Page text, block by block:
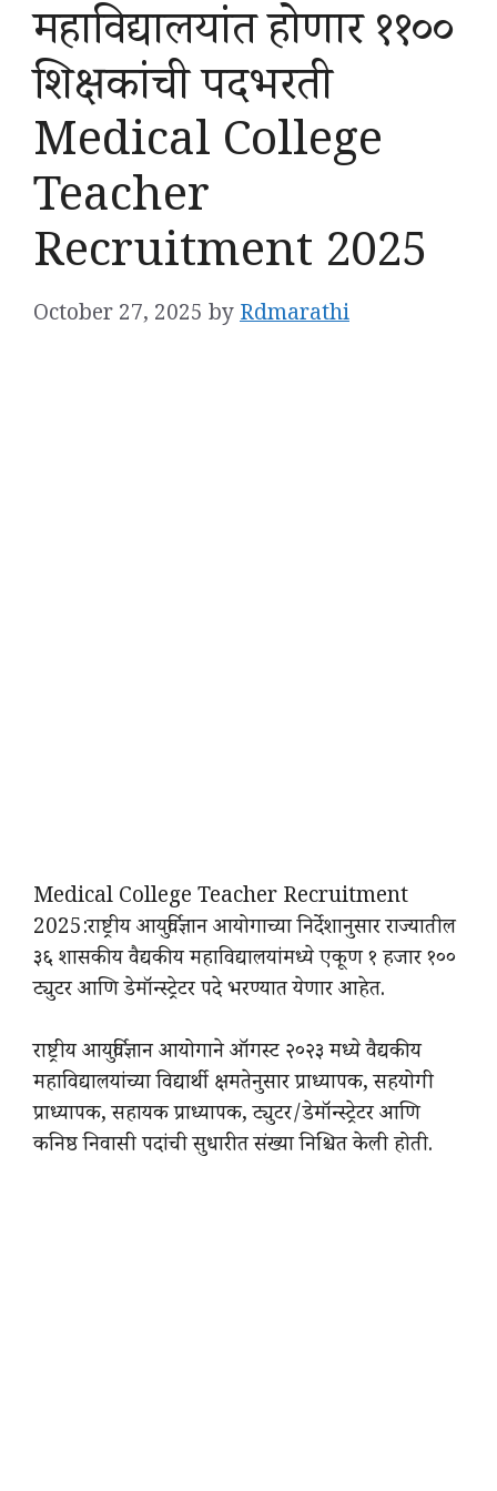
महाविद्यालयांत होणार ११००
शिक्षकांची पदभरती
Medical College
Teacher
Recruitment 2025
October 27, 2025 byRdmarathi
Medical College Teacher Recruitment
2025:राष्ट्रीय आयुर्विज्ञान आयोगाच्या निर्देशानुसार राज्यातील
३६ शासकीय वैद्यकीय महाविद्यालयांमध्ये एकूण १ हजार १००
ट्युटर आणि डेमॉन्स्ट्रेटर पदे भरण्यात येणार आहेत.
राष्ट्रीय आयुर्विज्ञान आयोगाने ऑगस्ट २०२३ मध्ये वैद्यकीय
महाविद्यालयांच्या विद्यार्थी क्षमतेनुसार प्राध्यापक, सहयोगी
प्राध्यापक, सहायक प्राध्यापक, ट्युटर/डेमॉन्स्ट्रेटर आणि
कनिष्ठ निवासी पदांची सुधारीत संख्या निश्चित केली होती.